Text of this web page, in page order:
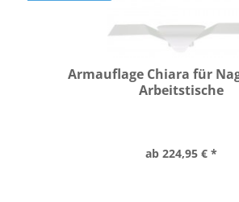
Armauflage Chiara für
Arbeitstische
ab 224,95 € *